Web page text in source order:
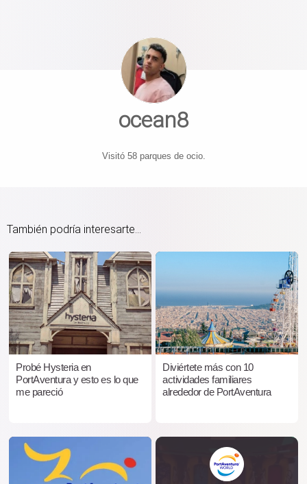
ocean8
Visitó 58 parques de ocio.
También podría interesarte...
Probé Hysteria en
PortAventura y esto es lo que
me pareció
Diviértete más con 10
actividades familiares
alrededor de PortAventura